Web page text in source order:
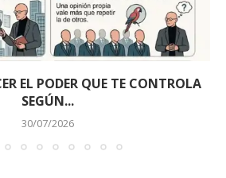
EL PODER QUE TE CONTROLA
SEGÚN...
30/07/2026